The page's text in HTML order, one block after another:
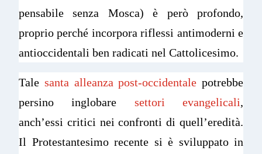
pensabile senza Mosca) è però profondo,
proprio perché incorpora riflessi antimoderni e
antioccidentali ben radicati nel Cattolicesimo.
Tale santa alleanza post-occidentale potrebbe
persino inglobare settori evangelicali,
anch’essi critici nei confronti di quell’eredità.
Il Protestantesimo recente si è sviluppato in